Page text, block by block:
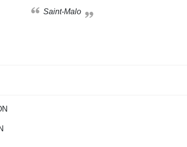
Saint-Malo